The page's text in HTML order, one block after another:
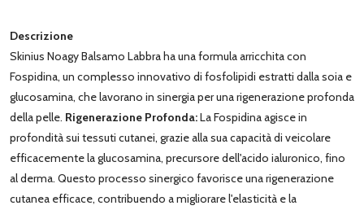
Descrizione
Skinius Noagy Balsamo Labbra ha una formula arricchita con
Fospidina, un complesso innovativo di fosfolipidi estratti dalla soia e
glucosamina, che lavorano in sinergia per una rigenerazione profonda
della pelle. Rigenerazione Profonda:La Fospidina agisce in
profondità sui tessuti cutanei, grazie alla sua capacità di veicolare
efficacemente la glucosamina, precursore dell'acido ialuronico, fino
al derma. Questo processo sinergico favorisce una rigenerazione
cutanea efficace, contribuendo a migliorare l'elasticità e la